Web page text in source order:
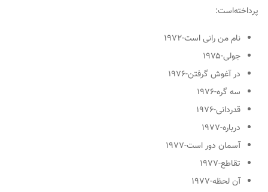
پرداخته‌است:
نام من رانی است-۱۹۷۲
جولی-۱۹۷۵
در آغوش گرفتن-۱۹۷۶
سه گره-۱۹۷۶
قدردانی-۱۹۷۶
درباره-۱۹۷۷
آسمان دور است-۱۹۷۷
تقاطع-۱۹۷۷
آن لحظه-۱۹۷۷